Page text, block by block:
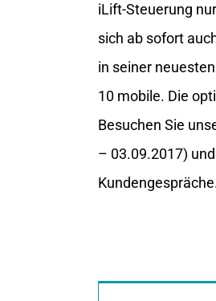
iLift-Steuerung
sich ab sofort
in seiner
10 mobile. Die
Besuchen Sie
– 03.09.2017)